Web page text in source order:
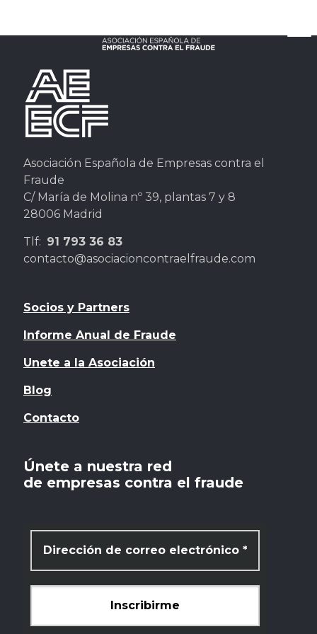
Asociación Española de Empresas contra el
Fraude
C/ María de Molina nº 39, plantas 7 y 8
28006 Madrid
Tlf: 91 793 36 83
contacto@asociacioncontraelfraude.com
Socios y Partners
Informe Anual de Fraude
Unete a la Asociación
Blog
Contacto
Únete a nuestra red
de empresas contra el fraude